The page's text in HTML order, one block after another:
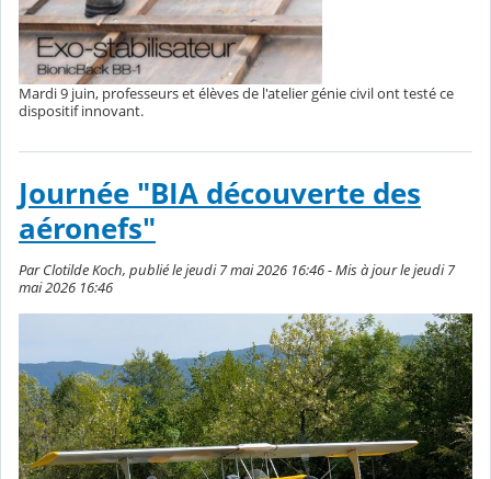
Mardi 9 juin, professeurs et élèves de l'atelier génie civil ont testé ce
dispositif innovant.
Journée "BIA découverte des
aéronefs"
Par Clotilde Koch, publié le jeudi 7 mai 2026 16:46 - Mis à jour le jeudi 7
mai 2026 16:46